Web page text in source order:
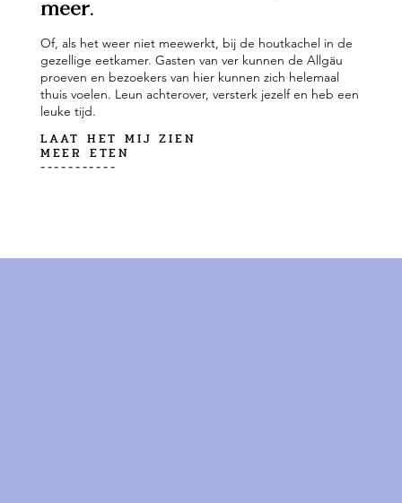
meer.
Of, als het weer niet meewerkt, bij de houtkachel in de
gezellige eetkamer. Gasten van ver kunnen de Allgäu
proeven en bezoekers van hier kunnen zich helemaal
thuis voelen. Leun achterover, versterk jezelf en heb een
leuke tijd.
LAAT HET MIJ ZIEN
MEER ETEN
-----------